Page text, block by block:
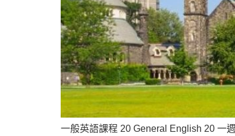
一般英語課程 20 General English 20 一